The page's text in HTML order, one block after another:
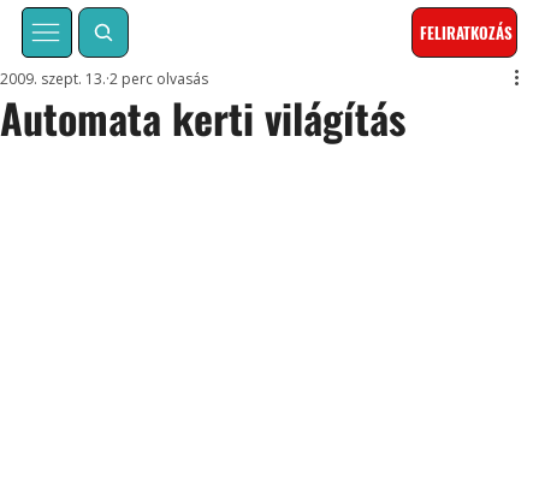
FELIRATKOZÁS
Automata kerti világítás
2009. szept. 13. 2 perc olvasás